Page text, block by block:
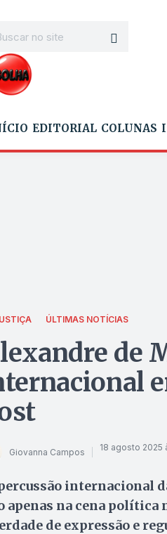
EDITORIAL COLUNAS
ÚLTIMAS NOTÍCIAS
de
Giovanna Campos 18 agosto 2025
internacional
apenas na cena política
de expressão e